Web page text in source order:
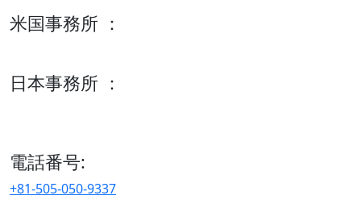
米国事務所 ：
日本事務所 ：
電話番号:
+81-505-050-9337